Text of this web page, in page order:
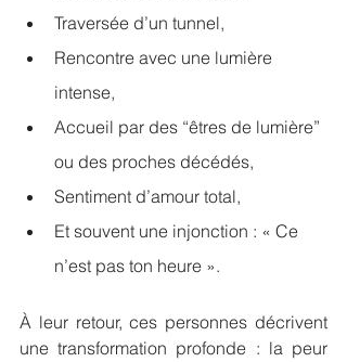
Traversée d’un tunnel,
Rencontre avec une lumière
intense,
Accueil par des “êtres de lumière”
ou des proches décédés,
Sentiment d’amour total,
Et souvent une injonction : « Ce
n’est pas ton heure ».
À leur retour, ces personnes décrivent
une transformation profonde : la peur